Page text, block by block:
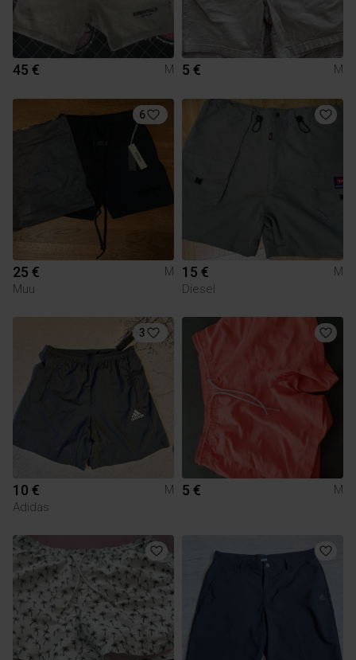
45 € M 5 € M
6
25 €
M
Muu
15 €
M
Diesel
3
10 €
M
Adidas
5 € M